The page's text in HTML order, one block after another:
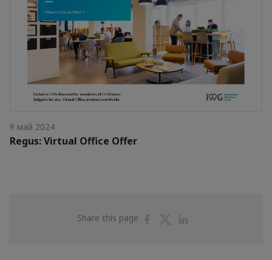
9 май 2024
Regus: Virtual Office Offer
Share this page
ShareShare